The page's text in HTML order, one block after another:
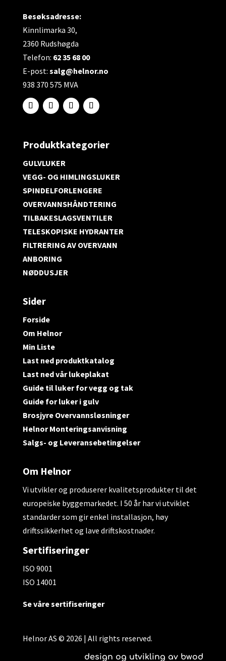
Besøksadresse:
Kinnlimarka 30,
2360 Rudshøgda
Telefon: 62 35 68 00
E-post: salg@helnor.no
938 370 575 MVA
Produktkategorier
GULVLUKER
VEGG- OG HIMLINGSLUKER
SPINDELFORLENGERE
OVERVANNSHÅNDTERING
TILBAKESLAGSVENTILER
TELESKOPISKE HYDRANTER
FILTRERING AV OVERVANN
ANBORING
NØDDUSJER
Sider
Forside
Om Helnor
Min Liste
Last ned produktkatalog
Last ned vår lukeplakat
Guide til luker for vegg og tak
Guide for luker i gulv
Brosjyre Overvannsløsninger
Helnor Monteringsanvisning
Salgs- og Leveransebetingelser
Om Helnor
Vi utvikler og produserer kvalitetsprodukter til det
europeiske byggemarkedet. I 50 år har vi utviklet
standarder som gir enkel installasjon, høy
driftssikkerhet og lave driftskostnader.
Sertifiseringer
ISO 9001
ISO 14001
Se våre sertifiseringer
Helnor AS © 2026 | All rights reserved.
design og utvikling av bwod